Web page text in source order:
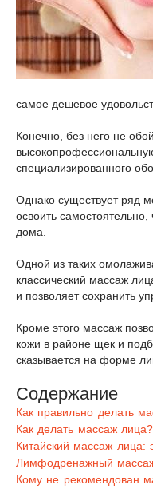
самое дешевое
Конечно, без него не
специализированного
Однако существует ряд
освоить
дома.
Одной из таких
классический массаж
и позволяет сохранить
Кроме этого массаж
кожи в районе щек и
сказывается на форме
Содержание
Как правильно делать
Как делать массаж
Китайский массаж лица:
Лимфодренажный
Кому не рекомендован